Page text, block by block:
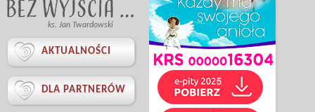
ks. Jan Twardowski
 AKTUALNOŚCI
 DLA PARTNERÓW